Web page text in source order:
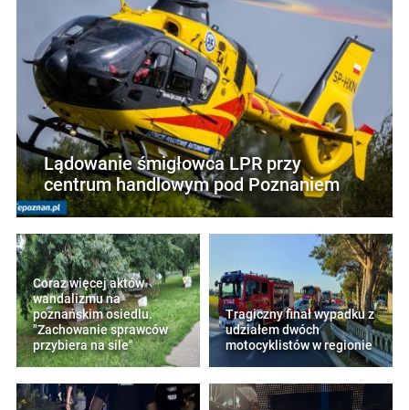
Lądowanie śmigłowca LPR przy
centrum handlowym pod Poznaniem
Coraz więcej aktów
wandalizmu na
poznańskim osiedlu.
"Zachowanie sprawców
przybiera na sile"
Tragiczny finał wypadku z
udziałem dwóch
motocyklistów w regionie